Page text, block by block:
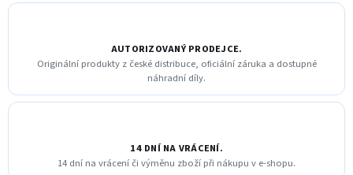
AUTORIZOVANÝ PRODEJCE.
Originální produkty z české distribuce, oficiální záruka a dostupné
náhradní díly.
14 DNÍ NA VRÁCENÍ.
14 dní na vrácení či výměnu zboží při nákupu v e-shopu.